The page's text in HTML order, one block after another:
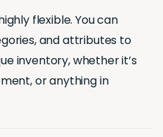
flexible. You can
and attributes to
inventory, whether it’s
or anything in